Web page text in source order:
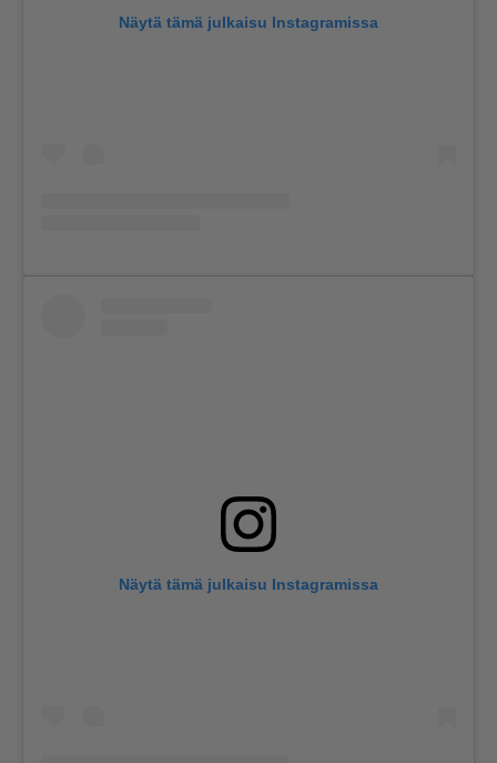
Näytä tämä julkaisu Instagramissa
Näytä tämä julkaisu Instagramissa